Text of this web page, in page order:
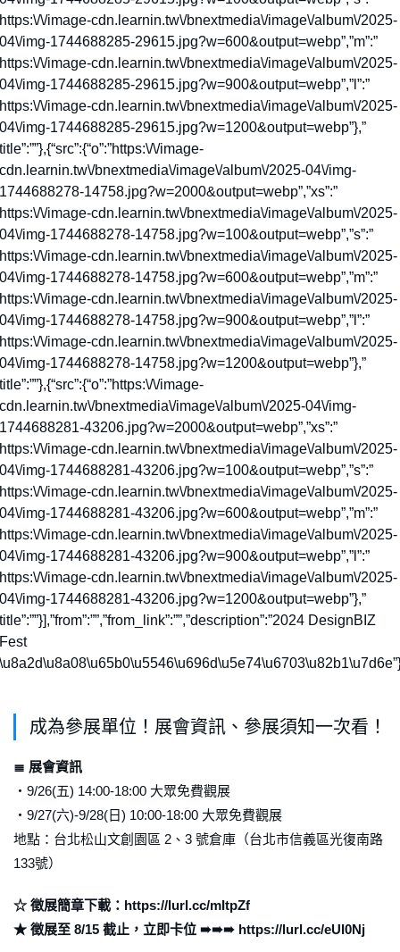
\/image-cdn.learnin.tw\/bnextmedia\/image\/album\/2025-
img-1744688285-29615.jpg?w=600&output=webp”,”m”:”
\/image-cdn.learnin.tw\/bnextmedia\/image\/album\/2025-
img-1744688285-29615.jpg?w=900&output=webp”,”l”:”
\/image-cdn.learnin.tw\/bnextmedia\/image\/album\/2025-
img-1744688285-29615.jpg?w=1200&output=webp”},”
\/image-
bnextmedia\/image\/album\/2025-04\/img-
14758.jpg?w=2000&output=webp”,”xs”:”
\/image-cdn.learnin.tw\/bnextmedia\/image\/album\/2025-
img-1744688278-14758.jpg?w=100&output=webp”,”s”:”
\/image-cdn.learnin.tw\/bnextmedia\/image\/album\/2025-
img-1744688278-14758.jpg?w=600&output=webp”,”m”:”
\/image-cdn.learnin.tw\/bnextmedia\/image\/album\/2025-
img-1744688278-14758.jpg?w=900&output=webp”,”l”:”
\/image-cdn.learnin.tw\/bnextmedia\/image\/album\/2025-
img-1744688278-14758.jpg?w=1200&output=webp”},”
\/image-
bnextmedia\/image\/album\/2025-04\/img-
43206.jpg?w=2000&output=webp”,”xs”:”
\/image-cdn.learnin.tw\/bnextmedia\/image\/album\/2025-
img-1744688281-43206.jpg?w=100&output=webp”,”s”:”
\/image-cdn.learnin.tw\/bnextmedia\/image\/album\/2025-
img-1744688281-43206.jpg?w=600&output=webp”,”m”:”
\/image-cdn.learnin.tw\/bnextmedia\/image\/album\/2025-
img-1744688281-43206.jpg?w=900&output=webp”,”l”:”
\/image-cdn.learnin.tw\/bnextmedia\/image\/album\/2025-
img-1744688281-43206.jpg?w=1200&output=webp”},”
DesignBIZ
成為參展單位！展會資訊、參展須知一次看！
≣ 展會資訊
・9/26(五) 14:00-18:00 大眾免費觀展
・9/27(六)-9/28(日) 10:00-18:00 大眾免費觀展
地點：台北松山文創園區 2、3 號倉庫（台北市信義區光復南路
133號）
☆ 徵展簡章下載：https://lurl.cc/mItpZf
★ 徵展至 8/15 截止，立即卡位 ➠➠➠ https://lurl.cc/eUI0Nj